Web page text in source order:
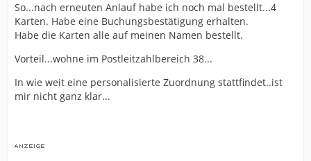
So...nach erneuten Anlauf habe ich noch mal bestellt...4
Karten. Habe eine Buchungsbestätigung erhalten.
Habe die Karten alle auf meinen Namen bestellt.
Vorteil...wohne im Postleitzahlbereich 38...
In wie weit eine personalisierte Zuordnung stattfindet..ist
mir nicht ganz klar...